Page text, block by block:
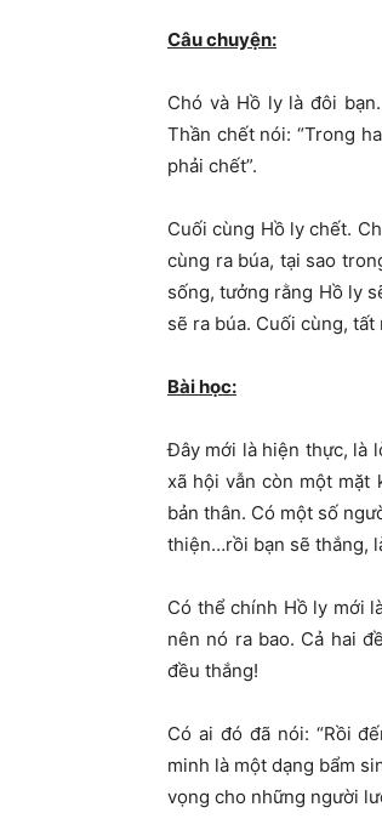
Câu chuyện:
Chó và Hồ ly là đôi
Thần chết nói: “Trong
phải chết”.
Cuối cùng Hồ ly chết.
cùng ra búa, tại sao
sống, tưởng rằng Hồ ly
sẽ ra búa. Cuối cùng,
Bài học:
Đây mới là hiện thực, là
xã hội vẫn còn một mặt
bản thân. Có một số
thiện…rồi bạn sẽ thắng,
Có thể chính Hồ ly mới
nên nó ra bao. Cả hai
đều thắng!
Có ai đó đã nói: “Rồi
minh là một dạng bẩm
vọng cho những người